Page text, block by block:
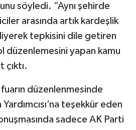
söyledi. “Aynı şehirde
arasında artık kardeşlik
diyerek tepkisini dile getiren
düzenlemesini yapan kamu
fuarın düzenlenmesinde
teşekkür eden
sadece AK Parti